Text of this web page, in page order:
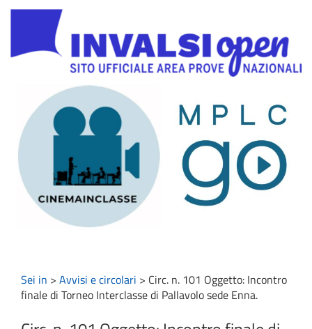
Sei in > Avvisi e circolari > Circ. n. 101 Oggetto: Incontro
finale di Torneo Interclasse di Pallavolo sede Enna.